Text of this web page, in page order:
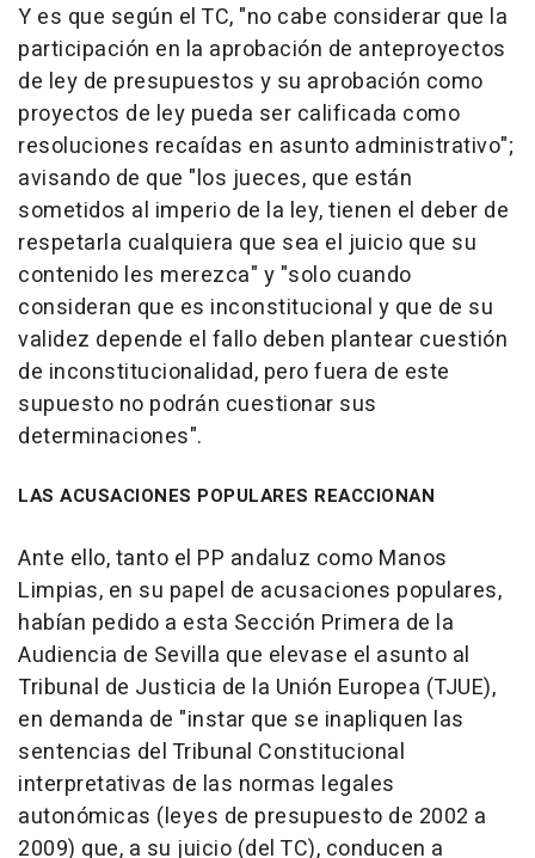
Y es que según el TC, "no cabe considerar que la
participación en la aprobación de anteproyectos
de ley de presupuestos y su aprobación como
proyectos de ley pueda ser calificada como
resoluciones recaídas en asunto administrativo";
avisando de que "los jueces, que están
sometidos al imperio de la ley, tienen el deber de
respetarla cualquiera que sea el juicio que su
contenido les merezca" y "solo cuando
consideran que es inconstitucional y que de su
validez depende el fallo deben plantear cuestión
de inconstitucionalidad, pero fuera de este
supuesto no podrán cuestionar sus
determinaciones".
LAS ACUSACIONES POPULARES REACCIONAN
Ante ello, tanto el PP andaluz como Manos
Limpias, en su papel de acusaciones populares,
habían pedido a esta Sección Primera de la
Audiencia de Sevilla que elevase el asunto al
Tribunal de Justicia de la Unión Europea (TJUE),
en demanda de "instar que se inapliquen las
sentencias del Tribunal Constitucional
interpretativas de las normas legales
autonómicas (leyes de presupuesto de 2002 a
2009) que, a su juicio (del TC), conducen a